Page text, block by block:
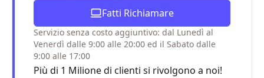
Fatti Richiamare
Servizio senza costo aggiuntivo: dal Lunedì al
Venerdì dalle 9:00 alle 20:00 ed il Sabato dalle
9:00 alle 17:00
Più di 1 Milione di clienti si rivolgono a noi!